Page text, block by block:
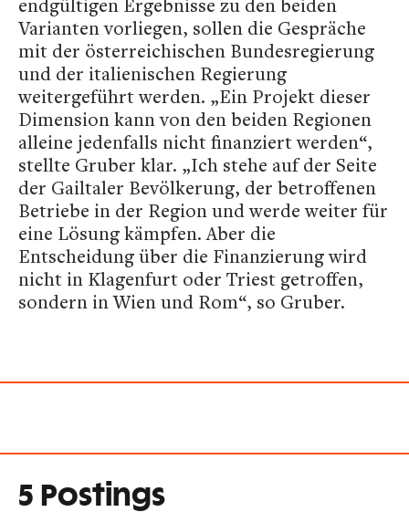
endgültigen Ergebnisse zu den beiden
Varianten vorliegen, sollen die Gespräche
mit der österreichischen Bundesregierung
und der italienischen Regierung
weitergeführt werden. „Ein Projekt dieser
Dimension kann von den beiden Regionen
alleine jedenfalls nicht finanziert werden“,
stellte Gruber klar. „Ich stehe auf der Seite
der Gailtaler Bevölkerung, der betroffenen
Betriebe in der Region und werde weiter für
eine Lösung kämpfen. Aber die
Entscheidung über die Finanzierung wird
nicht in Klagenfurt oder Triest getroffen,
sondern in Wien und Rom“, so Gruber.
5 Postings